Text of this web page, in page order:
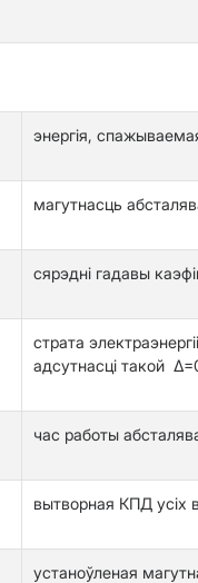
энергія,
магутнасць
сярэдні гадавы
страта
адсутнасці такой
час работы
вытворная КПД усіх
устаноўленая